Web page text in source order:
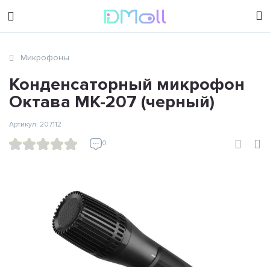
sales@dimoll.ru
Микрофоны
Конденсаторный микрофон
Октава МК-207 (черный)
0
Артикул: 207112